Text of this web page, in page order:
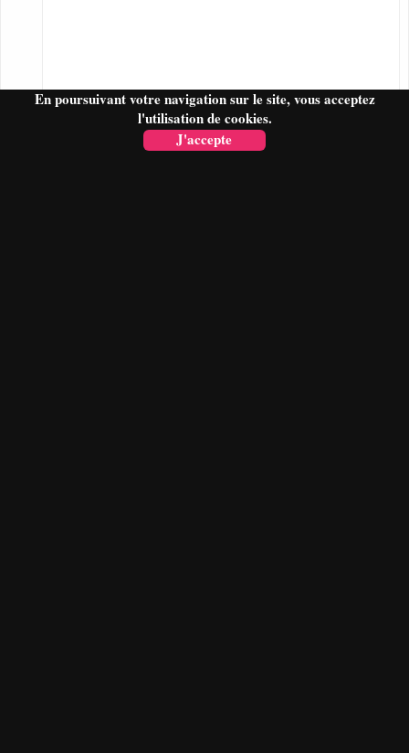
En poursuivant votre navigation sur le site, vous acceptez
l'utilisation de cookies.
J'accepte